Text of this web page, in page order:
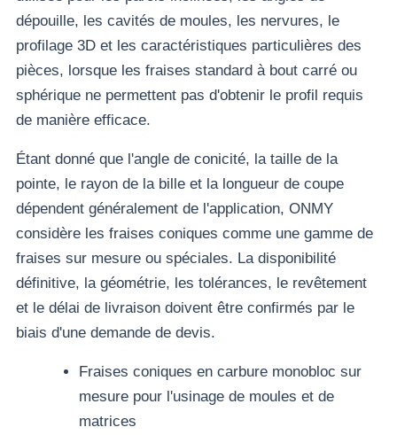
dépouille, les cavités de moules, les nervures, le
profilage 3D et les caractéristiques particulières des
pièces, lorsque les fraises standard à bout carré ou
sphérique ne permettent pas d'obtenir le profil requis
de manière efficace.
Étant donné que l'angle de conicité, la taille de la
pointe, le rayon de la bille et la longueur de coupe
dépendent généralement de l'application, ONMY
considère les fraises coniques comme une gamme de
fraises sur mesure ou spéciales. La disponibilité
définitive, la géométrie, les tolérances, le revêtement
et le délai de livraison doivent être confirmés par le
biais d'une demande de devis.
Fraises coniques en carbure monobloc sur
mesure pour l'usinage de moules et de
matrices